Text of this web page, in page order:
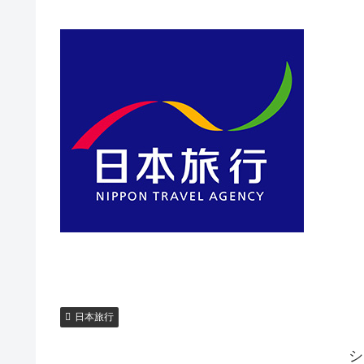
日本旅行